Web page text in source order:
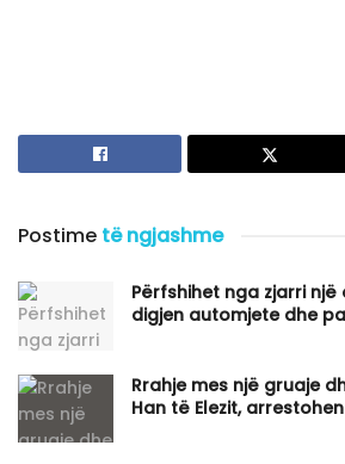
Postime të ngjashme
Përfshihet nga zjarri një
digjen automjete dhe
Rrahje mes një gruaje
Han të Elezit,